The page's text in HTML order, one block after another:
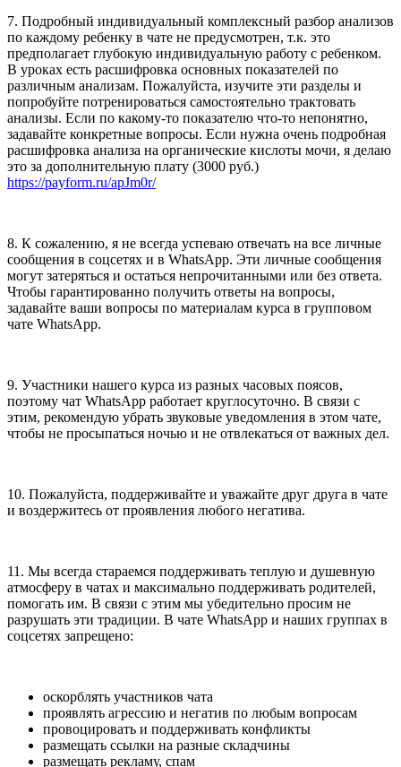
7. Подробный индивидуальный комплексный разбор анализов
по каждому ребенку в чате не предусмотрен, т.к. это
предполагает глубокую индивидуальную работу с ребенком.
В уроках есть расшифровка основных показателей по
различным анализам. Пожалуйста, изучите эти разделы и
попробуйте потренироваться самостоятельно трактовать
анализы. Если по какому-то показателю что-то непонятно,
задавайте конкретные вопросы. Если нужна очень подробная
расшифровка анализа на органические кислоты мочи, я делаю
это за дополнительную плату (3000 руб.)
https://payform.ru/apJm0r/
8. К сожалению, я не всегда успеваю отвечать на все личные
сообщения в соцсетях и в WhatsApp. Эти личные сообщения
могут затеряться и остаться непрочитанными или без ответа.
Чтобы гарантированно получить ответы на вопросы,
задавайте ваши вопросы по материалам курса в групповом
чате WhatsApp.
9. Участники нашего курса из разных часовых поясов,
поэтому чат WhatsApp работает круглосуточно. В связи с
этим, рекомендую убрать звуковые уведомления в этом чате,
чтобы не просыпаться ночью и не отвлекаться от важных дел.
10. Пожалуйста, поддерживайте и уважайте друг друга в чате
и воздержитесь от проявления любого негатива.
11. Мы всегда стараемся поддерживать теплую и душевную
атмосферу в чатах и максимально поддерживать родителей,
помогать им. В связи с этим мы убедительно просим не
разрушать эти традиции. В чате WhatsApp и наших группах в
соцсетях запрещено:
оскорблять участников чата
проявлять агрессию и негатив по любым вопросам
провоцировать и поддерживать конфликты
размещать ссылки на разные складчины
размещать рекламу, спам